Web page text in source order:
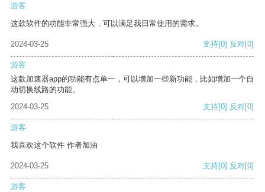
游客
这款软件的功能非常强大，可以满足我日常使用的需求。
2024-03-25 支持[0] 反对[0]
游客
这款加速器app的功能有点单一，可以增加一些新功能，比如增加一个自
动切换线路的功能。
2024-03-25
支持[0] 反对[0]
游客
我喜欢这个软件 作者加油
2024-03-25 支持[0] 反对[0]
游客